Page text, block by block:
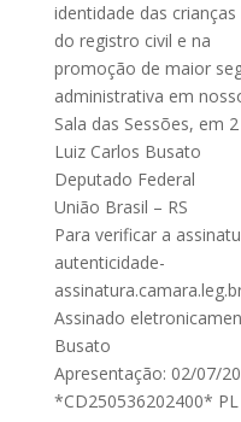
identidade das
do registro civil e na
promoção de maior
administrativa em
Sala das Sessões, em
Luiz Carlos Busato
Deputado Federal
União Brasil – RS
Para verificar a
autenticidade-
Assinado
Busato
Apresentação: 02/07/
*CD250536202400*